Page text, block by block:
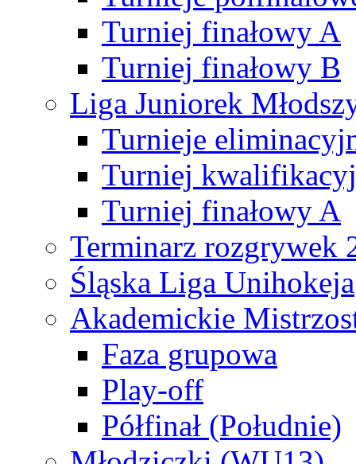
Turniej finałowy A
Turniej finałowy B
Liga Juniorek
Turnieje
Turniej
Turniej finałowy A
Terminarz rozgrywek
Śląska Liga Unihokeja
Akademickie
Faza grupowa
Play-off
Półfinał (Południe)